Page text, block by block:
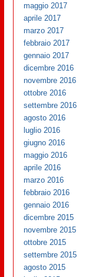
maggio 2017
aprile 2017
marzo 2017
febbraio 2017
gennaio 2017
dicembre 2016
novembre 2016
ottobre 2016
settembre 2016
agosto 2016
luglio 2016
giugno 2016
maggio 2016
aprile 2016
marzo 2016
febbraio 2016
gennaio 2016
dicembre 2015
novembre 2015
ottobre 2015
settembre 2015
agosto 2015